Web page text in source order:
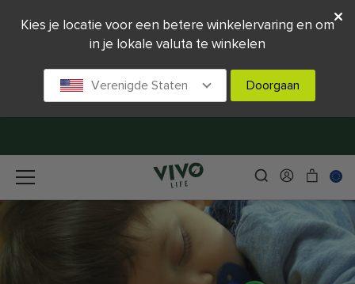
Kies je locatie voor een betere winkelervaring en om
in je lokale valuta te winkelen
Verenigde Staten Doorgaan